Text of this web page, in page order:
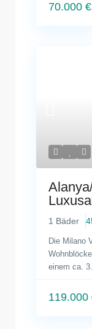
70.000 €
1 Bäder
Die Milano
einem ca. 3.
119.000